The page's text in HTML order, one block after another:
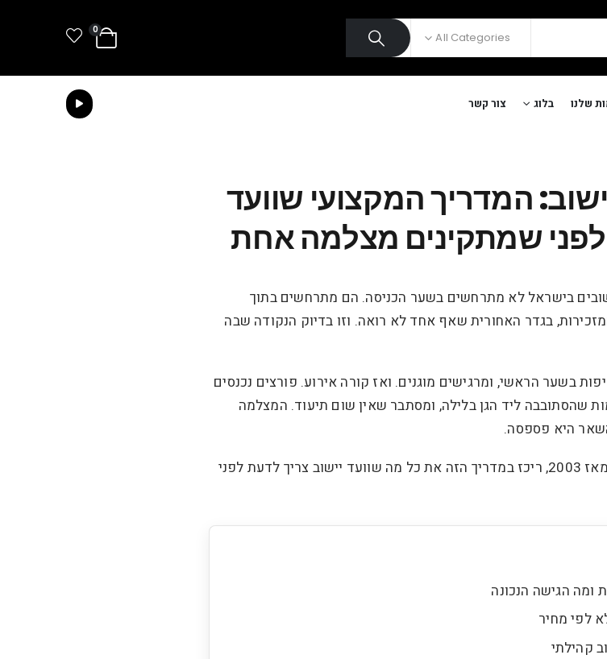
All Categories
0
שלנו בלוג צור קשר
המדריך המקצועי שוועד
לפני שמתקינים מצלמה אחת
בישראל לא מתרחשים בשער הכניסה. הם מתרחשים בתוך
בגדר האחורית שאף אחד לא רואה. וזו בדיוק הנקודה שבה
בשער הראשי, ומרגישים מוגנים. ואז קורה אירוע. פורצים נכנסים
שהסתובבה ליד הגן בלילה, ומסתבר שאין שום תיעוד. המצלמה
היא פספסה.
סים קר, יבואן ישיר של מצלמות אבטחה חכמות מאז 2003, ריכז במדריך הזה את כל מה שוועד יישוב צריך לדעת לפני
הגישה הנכונה
לפי מחיר
קהילתי